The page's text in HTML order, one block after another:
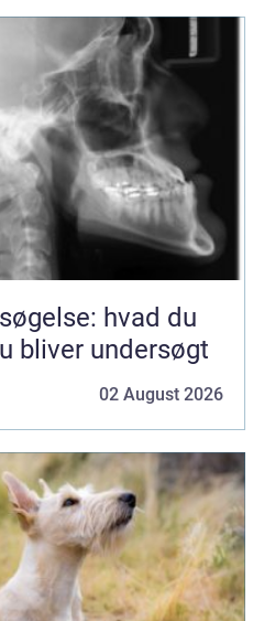
hvad du
bliver undersøgt
02 August 2026